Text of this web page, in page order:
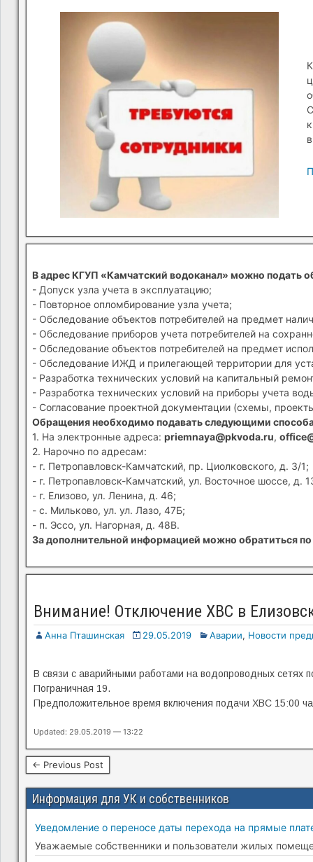
В адрес КГУП «Камчатский водоканал» можно подать
- Допуск узла учета в эксплуатацию;
- Повторное опломбирование узла учета;
- Обследование объектов потребителей на предмет
- Обследование приборов учета потребителей на
- Обследование объектов потребителей на предмет
- Обследование ИЖД и прилегающей территории для
- Разработка технических условий на капитальный
- Разработка технических условий на приборы учета
- Согласование проектной документации (схемы,
Обращения необходимо подавать следующими
1. На электронные адреса: priemnaya@pkvoda.ru,
2. Нарочно по адресам:
- г. Петропавловск-Камчатский, пр. Циолковского, д. 3/1;
- г. Петропавловск-Камчатский, ул. Восточное шоссе, д.
- г. Елизово, ул. Ленина, д. 46;
- с. Мильково, ул. ул. Лазо, 47Б;
- п. Эссо, ул. Нагорная, д. 48В.
За дополнительной информацией можно обратиться
Внимание! Отключение ХВС в
Анна Пташинская 29.05.2019 Аварии, Новости
В связи с аварийными работами на водопроводных сетях
Пограничная 19.
Предположительное время включения подачи ХВС 15:00
Updated: 29.05.2019 — 13:22
← Previous Post
Информация для УК и собственников
Уведомление о переносе даты перехода на прямые
Уважаемые собственники и пользователи жилых